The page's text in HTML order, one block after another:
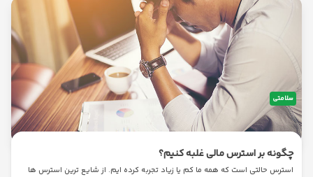
سلامتی
چگونه بر استرس مالی غلبه کنیم؟
استرس حالتی است که همه ما کم یا زیاد تجربه کرده ایم. از شایع ترین استرس ها